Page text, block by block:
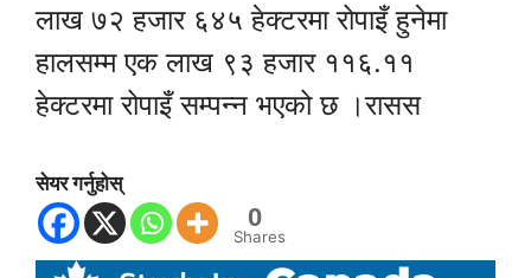
लाख ७२ हजार ६४५ हेक्टरमा रोपाइँ हुनेमा
हालसम्म एक लाख ९३ हजार ११६.११
हेक्टरमा रोपाइँ सम्पन्न भएको छ ।रासस
सेयर गर्नुहोस्
0
Shares